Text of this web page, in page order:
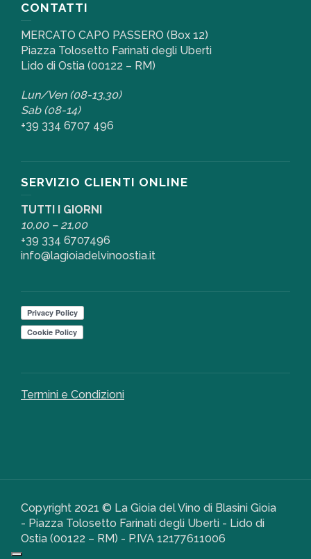
CONTATTI
MERCATO CAPO PASSERO (Box 12)
Piazza Tolosetto Farinati degli Uberti
Lido di Ostia (00122 – RM)
Lun/Ven (08-13,30)
Sab (08-14)
+39 334 6707 496
SERVIZIO CLIENTI ONLINE
TUTTI I GIORNI
10,00 – 21,00
+39 334 6707496
info@lagioiadelvinoostia.it
Termini e Condizioni
Copyright 2021 © La Gioia del Vino di Blasini Gioia
- Piazza Tolosetto Farinati degli Uberti - Lido di
Ostia (00122 – RM) - P.IVA 12177611006